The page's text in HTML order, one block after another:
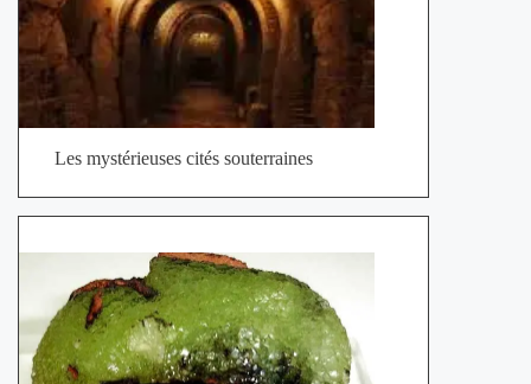
Les mystérieuses cités souterraines